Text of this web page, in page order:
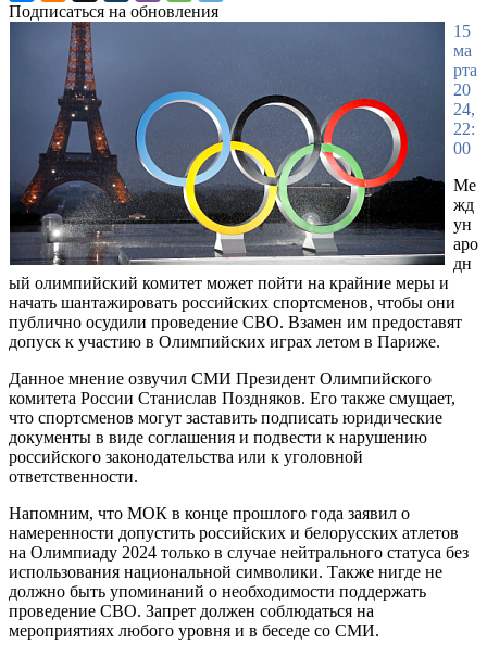
Подписаться на обновления
15
ма
рта
20
24,
22:
00
Ме
жд
ун
аро
дн
ый олимпийский комитет может пойти на крайние меры и
начать шантажировать российских спортсменов, чтобы они
публично осудили проведение СВО. Взамен им предоставят
допуск к участию в Олимпийских играх летом в Париже.
Данное мнение озвучил СМИ Президент Олимпийского
комитета России Станислав Поздняков. Его также смущает,
что спортсменов могут заставить подписать юридические
документы в виде соглашения и подвести к нарушению
российского законодательства или к уголовной
ответственности.
Напомним, что МОК в конце прошлого года заявил о
намеренности допустить российских и белорусских атлетов
на Олимпиаду 2024 только в случае нейтрального статуса без
использования национальной символики. Также нигде не
должно быть упоминаний о необходимости поддержать
проведение СВО. Запрет должен соблюдаться на
мероприятиях любого уровня и в беседе со СМИ.